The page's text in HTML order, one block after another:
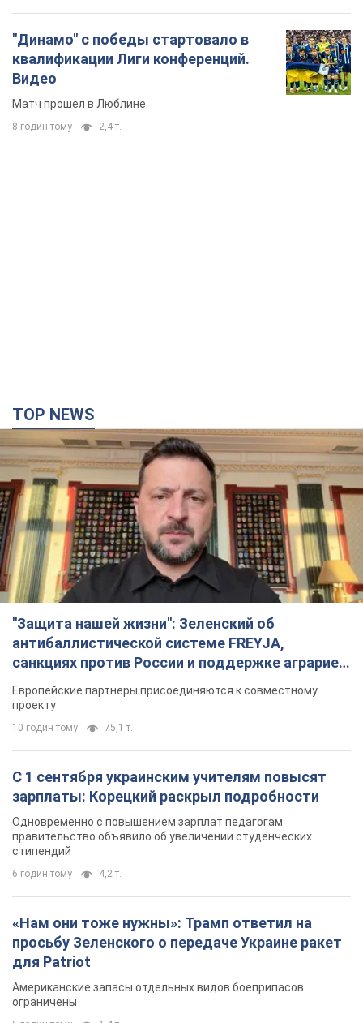
"Динамо" с победы стартовало в
квалификации Лиги конференций.
Видео
Матч прошел в Люблине
8 годин тому 2,4 т.
TOP NEWS
"Защита нашей жизни": Зеленский об
антибаллистической системе FREYJA,
санкциях против России и поддержке аграриев.
Видео
Европейские партнеры присоединяются к совместному
проекту
10 годин тому 75,1 т.
С 1 сентября украинским учителям повысят
зарплаты: Корецкий раскрыл подробности
Одновременно с повышением зарплат педагогам
правительство объявило об увеличении студенческих
стипендий
6 годин тому 4,2 т.
«Нам они тоже нужны»: Трамп ответил на
просьбу Зеленского о передаче Украине ракет
для Patriot
Американские запасы отдельных видов боеприпасов
ограничены